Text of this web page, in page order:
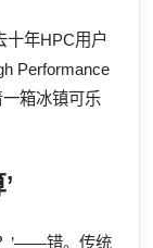
十年HPC用户
Performance
箱冰镇可乐
’——错。传统